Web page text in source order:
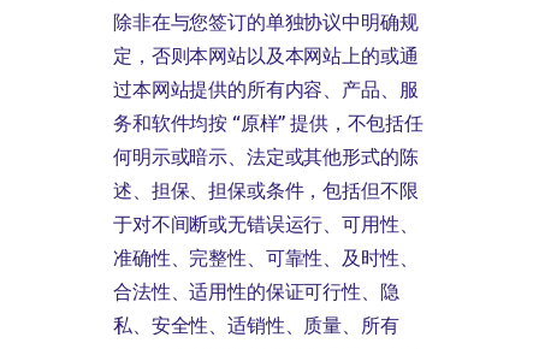
除非在与您签订的单独协议中明确规
定，否则本网站以及本网站上的或通
过本网站提供的所有内容、产品、服
务和软件均按 “原样” 提供，不包括任
何明示或暗示、法定或其他形式的陈
述、担保、担保或条件，包括但不限
于对不间断或无错误运行、可用性、
准确性、完整性、可靠性、及时性、
合法性、适用性的保证可行性、隐
私、安全性、适销性、质量、所有